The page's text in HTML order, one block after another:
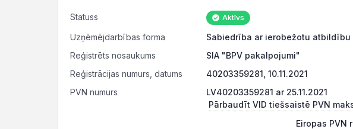
Statuss Aktīvs
Uzņēmējdarbības forma
Sabiedrība ar ierobežotu atbildību
Reģistrēts nosaukums
SIA "BPV pakalpojumi"
Reģistrācijas numurs, datums
40203359281, 10.11.2021
PVN numurs
LV40203359281 ar 25.11.2021
Pārbaudīt VID tiešsaistē PVN
Eiropas PVN